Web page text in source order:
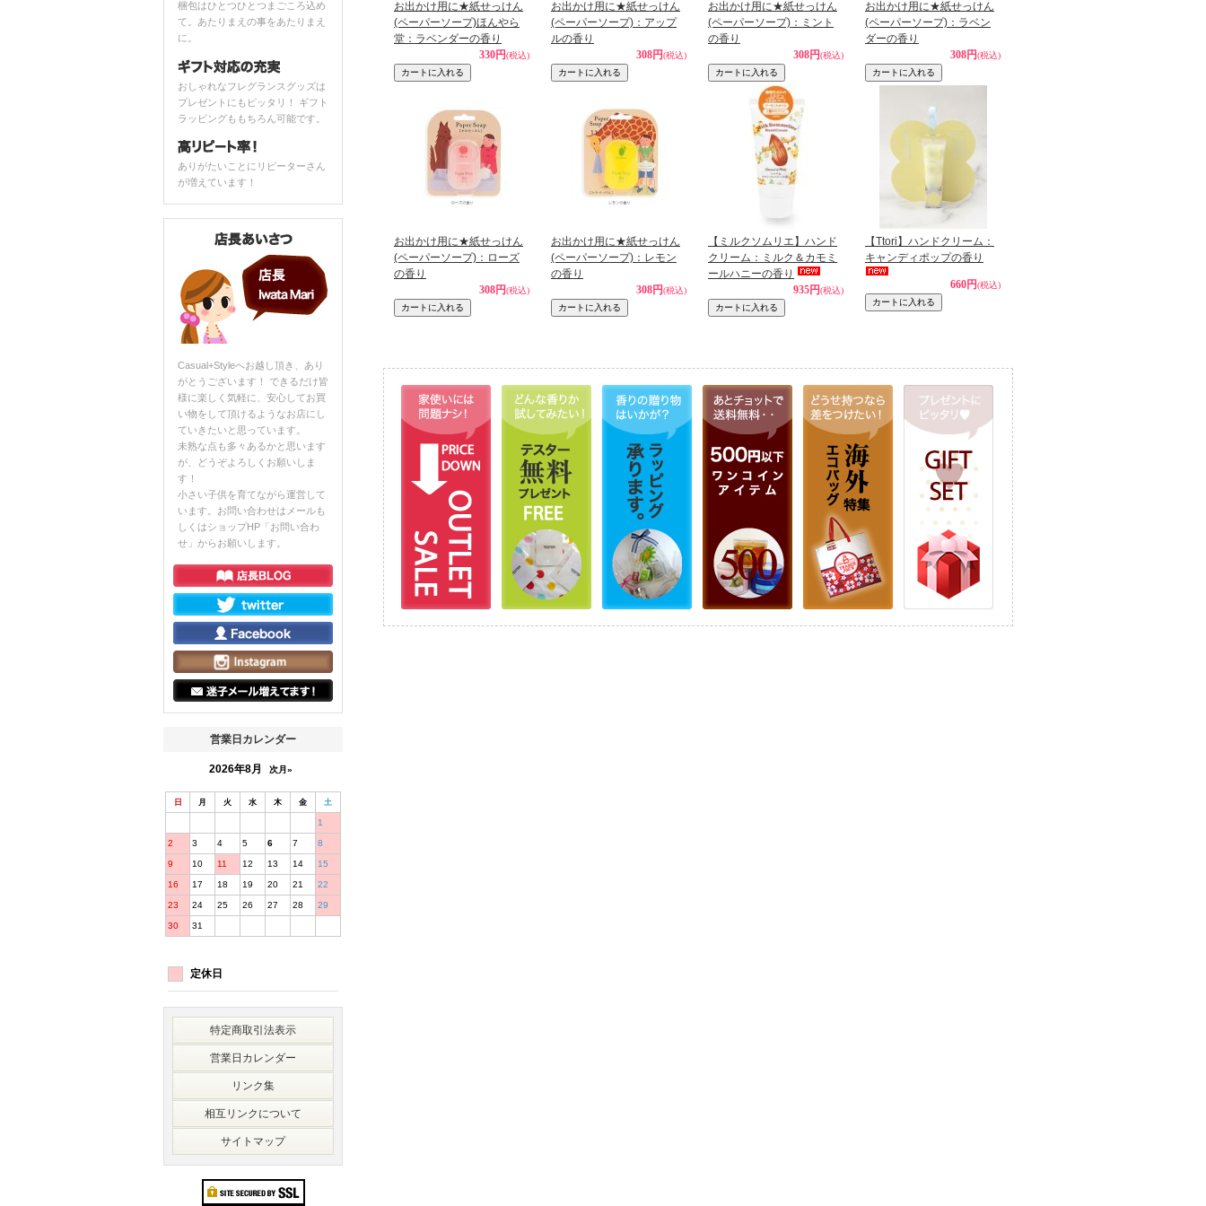
梱包はひとつひとつまごころ込め
て。あたりまえの事をあたりまえ
に。
おしゃれなフレグランスグッズは
プレゼントにもピッタリ！ ギフト
ラッピングももちろん可能です。
ありがたいことにリピーターさん
が増えています！
Casual+Styleへお越し頂き、あり
がとうございます！ できるだけ皆
様に楽しく気軽に、安心してお買
い物をして頂けるようなお店にし
ていきたいと思っています。
未熟な点も多々あるかと思います
が、どうぞよろしくお願いしま
す！
小さい子供を育てながら運営して
います。お問い合わせはメールも
しくはショップHP「お問い合わ
せ」からお願いします。
営業日カレンダー
2026年8月 次月»
日 月 火 水 木 金 土
1
2 3 4 5 6 7 8
9 10 11 12 13 14 15
16 17 18 19 20 21 22
23 24 25 26 27 28 29
30 31
定休日
特定商取引法表示
営業日カレンダー
リンク集
相互リンクについて
サイトマップ
お出かけ用に★紙せっけん
(ペーパーソープ)ほんやら
堂：ラベンダーの香り
330円(税込)
お出かけ用に★紙せっけん
(ペーパーソープ)：アップ
ルの香り
308円(税込)
お出かけ用に★紙せっけん
(ペーパーソープ)：ミント
の香り
308円(税込)
お出かけ用に★紙せっけん
(ペーパーソープ)：ラベン
ダーの香り
308円(税込)
お出かけ用に★紙せっけん
(ペーパーソープ)：ローズ
の香り
308円(税込)
お出かけ用に★紙せっけん
(ペーパーソープ)：レモン
の香り
308円(税込)
【ミルクソムリエ】ハンド
クリーム：ミルク＆カモミ
ールハニーの香り
935円(税込)
【Ttori】ハンドクリーム：
キャンディポップの香り
660円(税込)